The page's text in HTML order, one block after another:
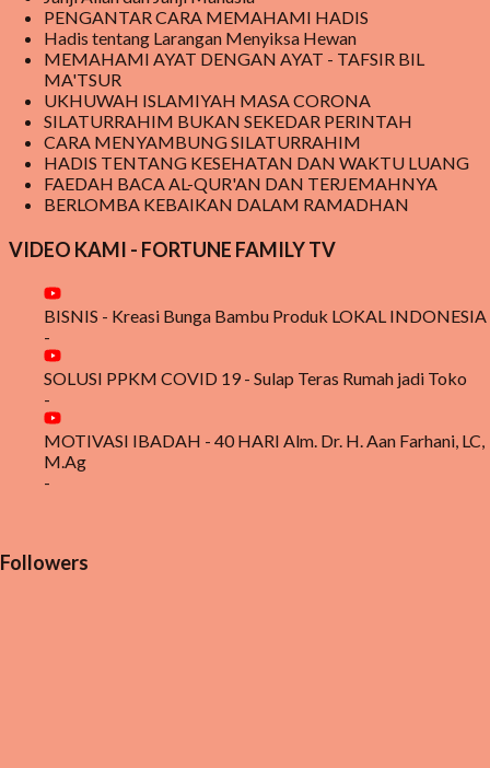
PENGANTAR CARA MEMAHAMI HADIS
Hadis tentang Larangan Menyiksa Hewan
MEMAHAMI AYAT DENGAN AYAT - TAFSIR BIL
MA'TSUR
UKHUWAH ISLAMIYAH MASA CORONA
SILATURRAHIM BUKAN SEKEDAR PERINTAH
CARA MENYAMBUNG SILATURRAHIM
HADIS TENTANG KESEHATAN DAN WAKTU LUANG
FAEDAH BACA AL-QUR'AN DAN TERJEMAHNYA
BERLOMBA KEBAIKAN DALAM RAMADHAN
VIDEO KAMI - FORTUNE FAMILY TV
BISNIS - Kreasi Bunga Bambu Produk LOKAL INDONESIA
-
SOLUSI PPKM COVID 19 - Sulap Teras Rumah jadi Toko
-
MOTIVASI IBADAH - 40 HARI Alm. Dr. H. Aan Farhani, LC,
M.Ag
-
Followers